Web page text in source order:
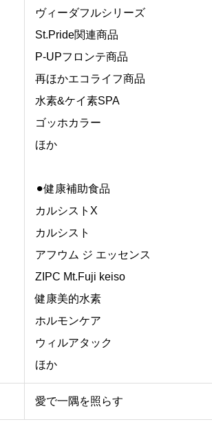
ヴィーダフルシリーズ
St.Pride関連商品
P-UPフロンテ商品
再ほかエコライフ商品
水素&ケイ素SPA
ゴッホカラー
ほか
⚫︎健康補助食品
カルシストX
カルシスト
アフウム ジ エッセンス
ZIPC Mt.Fuji keiso
健康美的水素
ホルモンケア
ウィルアタック
ほか
愛で一隅を照らす